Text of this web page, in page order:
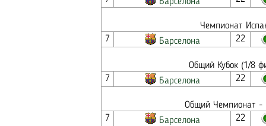
Чемпионат
7
Барселона 22
Общий Кубок (1/8
7
Барселона 22
Общий Чемпионат -
7
Барселона 22